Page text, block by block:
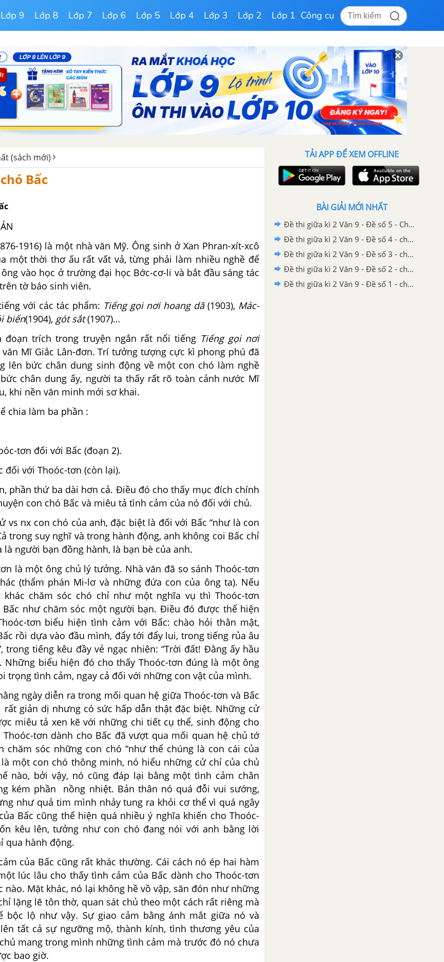
Lớp 9 Lớp 8 Lớp 7 Lớp 6 Lớp 5 Lớp 4 Lớp 3 Lớp 2 Lớp 1 Công cụ
(sách mới)
Bấc
1916) là một nhà văn Mỹ. Ông sinh ở Xan Phran-xít-xcô
một thời thơ ấu rất vất vả, từng phải làm nhiều nghề để
vào học ở trường đại học Bớc-cơ-li và bắt đầu sáng tác
tờ báo sinh viên.
với các tác phẩm: Tiếng gọi nơi hoang dã(1903), Mác-
biển(1904), gót sắt(1907)…
trích trong truyện ngắn rất nổi tiếng Tiếng gọi nơi
văn Mĩ Giắc Lân-đơn. Trí tưởng tượng cực kì phong phú đã
lên bức chân dung sinh động về một con chó làm nghề
chân dung ấy, người ta thấy rất rõ toàn cảnh nước Mĩ
khi nền văn minh mới sơ khai.
chia làm ba phần :
tơn đối với Bấc (đoạn 2).
đối với Thoóc-tơn (còn lại).
phần thứ ba dài hơn cả. Điều đó cho thấy mục đích chính
con chó Bấc và miêu tả tình cảm của nó đối với chủ.
vs nx con chó của anh, đặc biệt là đối với Bấc “như là con
trong suy nghĩ và trong hành động, anh không coi Bấc chỉ
người bạn đồng hành, là bạn bè của anh.
là một ông chủ lý tưởng. Nhà văn đã so sánh Thoóc-tơn
(thẩm phán Mi-lơ và những đứa con của ông ta). Nếu
chăm sóc chó chỉ như một nghĩa vụ thì Thoóc-tơn
như chăm sóc một người bạn. Điều đó được thể hiện
tơn biểu hiện tình cảm với Bấc: chào hỏi thân mật,
rồi dựa vào đầu mình, đẩy tới đẩy lui, trong tiếng rủa âu
trong tiếng kêu đầy vẻ ngạc nhiên: “Trời đất! Đằng ấy hầu
Những biểu hiện đó cho thấy Thoóc-tơn đúng là một ông
trọng tình cảm, ngay cả đối với những con vật của mình.
ngày diễn ra trong mối quan hệ giữa Thoóc-tơn và Bấc
rất giản dị nhưng có sức hấp dẫn thật đặc biệt. Những cử
miêu tả xen kẽ với những chi tiết cụ thể, sinh động cho
tơn dành cho Bấc đã vượt qua mối quan hệ chủ tớ
chăm sóc những con chó “như thể chúng là con cái của
là một con chó thông minh, nó hiểu những cử chỉ của chủ
nào, bởi vậy, nó cũng đáp lại bằng một tình cảm chân
kém phần nồng nhiệt. Bản thân nó quá đỗi vui sướng,
như quả tim mình nhảy tung ra khỏi cơ thể vì quá ngây
Bấc cũng thể hiện quá nhiều ý nghĩa khiến cho Thoóc-
kêu lên, tưởng như con chó đang nói với anh bằng lời
qua hành động.
của Bấc cũng rất khác thường. Cái cách nó ép hai hàm
lúc lâu cho thấy tình cảm của Bấc dành cho Thoóc-tơn
nào. Mặt khác, nó lại không hề vồ vập, săn đón như những
lặng lẽ tôn thờ, quan sát chủ theo một cách rất riêng mà
bộc lộ như vậy. Sự giao cảm bằng ánh mắt giữa nó và
tất cả sự ngưỡng mộ, thành kính, tình thương yêu của
mang trong mình những tình cảm mà trước đó nó chưa
bao giờ.
TẢI APP ĐỂ XEM OFFLINE
BÀI GIẢI MỚI NHẤT
Đề thi giữa kì 2 Văn 9 - Đề số 5 - Chương trình cũ
Đề thi giữa kì 2 Văn 9 - Đề số 4 - chương trình cũ
Đề thi giữa kì 2 Văn 9 - Đề số 3 - chương trình cũ
Đề thi giữa kì 2 Văn 9 - Đề số 2 - chương trình cũ
Đề thi giữa kì 2 Văn 9 - Đề số 1 - chương trình cũ